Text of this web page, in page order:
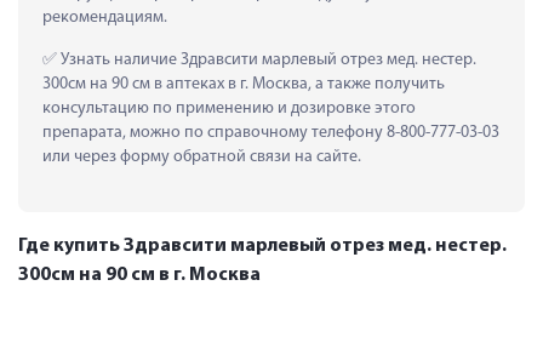
рекомендациям.
Узнать наличие Здравсити марлевый отрез мед. нестер.
300см на 90 см в аптеках в г. Москва, а также получить
консультацию по применению и дозировке этого
препарата, можно по справочному телефону 8-800-777-03-03
или через форму обратной связи на сайте.
Где купить Здравсити марлевый отрез мед. нестер.
300см на 90 см в г. Москва